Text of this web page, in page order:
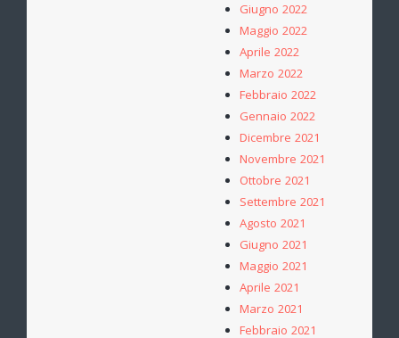
Giugno 2022
Maggio 2022
Aprile 2022
Marzo 2022
Febbraio 2022
Gennaio 2022
Dicembre 2021
Novembre 2021
Ottobre 2021
Settembre 2021
Agosto 2021
Giugno 2021
Maggio 2021
Aprile 2021
Marzo 2021
Febbraio 2021